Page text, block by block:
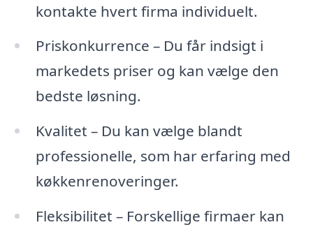
kontakte hvert firma individuelt.
Priskonkurrence – Du får indsigt i
markedets priser og kan vælge den
bedste løsning.
Kvalitet – Du kan vælge blandt
professionelle, som har erfaring med
køkkenrenoveringer.
Fleksibilitet – Forskellige firmaer kan